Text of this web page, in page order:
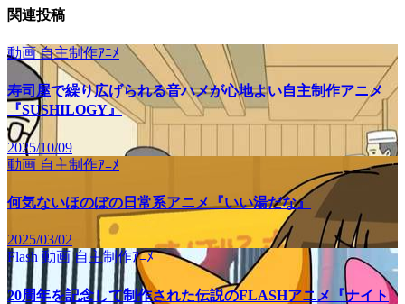
関連投稿
動画自主制作ｱﾆﾒ
寿司屋で繰り広げられる音ハメが心地よい自主制作アニメ
『SUSHILOGY』
2025/10/09
動画 自主制作ｱﾆﾒ
何気ないほのぼの日常系アニメ『いい湯だな』
2025/03/02
Flash 動画自主制作ｱﾆﾒ
20周年を記念して制作された伝説のFLASHアニメ『ナイト